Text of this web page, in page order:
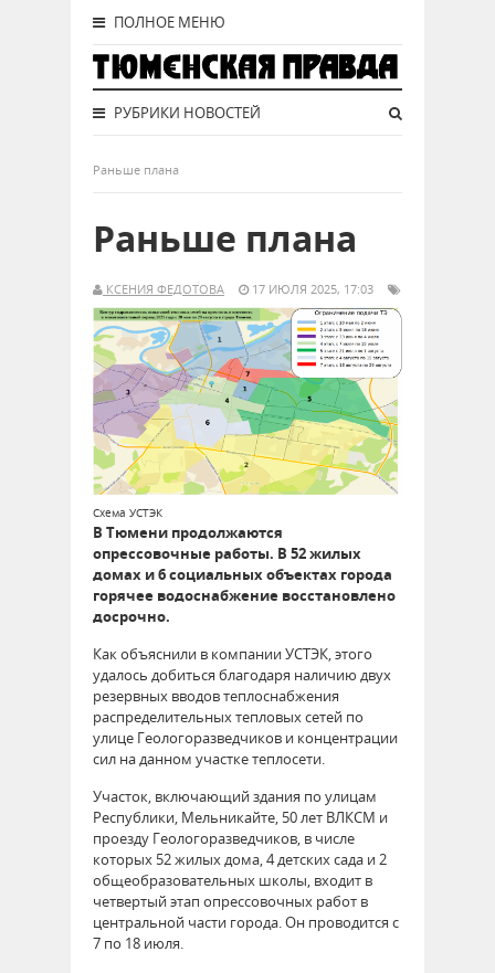
ПОЛНОЕ МЕНЮ
РУБРИКИ НОВОСТЕЙ
Раньше плана
Раньше плана
КСЕНИЯ ФЕДОТОВА 17 ИЮЛЯ 2025, 17:03
Схема УСТЭК
В Тюмени продолжаются
опрессовочные работы. В 52 жилых
домах и 6 социальных объектах города
горячее водоснабжение восстановлено
досрочно.
Как объяснили в компании УСТЭК, этого
удалось добиться благодаря наличию двух
резервных вводов теплоснабжения
распределительных тепловых сетей по
улице Геологоразведчиков и концентрации
сил на данном участке теплосети.
Участок, включающий здания по улицам
Республики, Мельникайте, 50 лет ВЛКСМ и
проезду Геологоразведчиков, в числе
которых 52 жилых дома, 4 детских сада и 2
общеобразовательных школы, входит в
четвертый этап опрессовочных работ в
центральной части города. Он проводится с
7 по 18 июля.